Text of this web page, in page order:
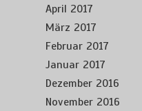
April 2017
März 2017
Februar 2017
Januar 2017
Dezember 2016
November 2016